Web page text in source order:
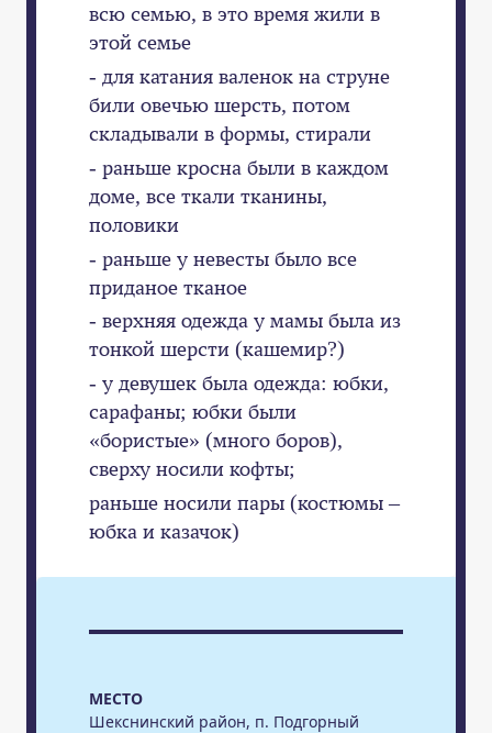
МЕСТО
Шекснинский район, п. Подгорный
всю семью, в это время жили в
этой семье
- для катания валенок на струне
били овечью шерсть, потом
складывали в формы, стирали
- раньше кросна были в каждом
доме, все ткали тканины,
половики
- раньше у невесты было все
приданое тканое
- верхняя одежда у мамы была из
тонкой шерсти (кашемир?)
- у девушек была одежда: юбки,
сарафаны; юбки были
«бористые» (много боров),
сверху носили кофты;
раньше носили пары (костюмы –
юбка и казачок)